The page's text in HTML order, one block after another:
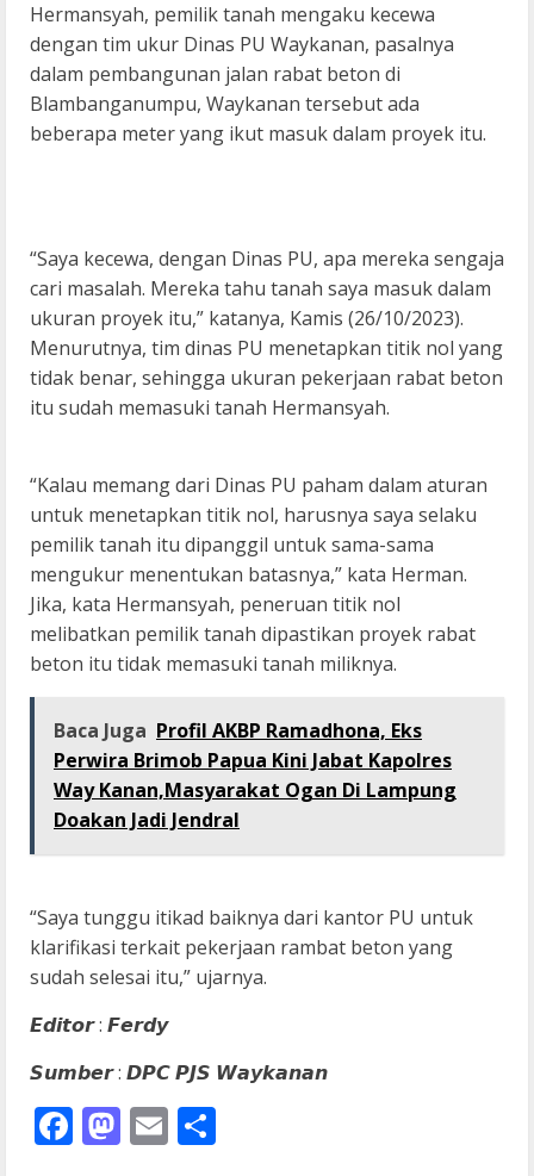
Hermansyah, pemilik tanah mengaku kecewa
dengan tim ukur Dinas PU Waykanan, pasalnya
dalam pembangunan jalan rabat beton di
Blambanganumpu, Waykanan tersebut ada
beberapa meter yang ikut masuk dalam proyek itu.
“Saya kecewa, dengan Dinas PU, apa mereka sengaja
cari masalah. Mereka tahu tanah saya masuk dalam
ukuran proyek itu,” katanya, Kamis (26/10/2023).
Menurutnya, tim dinas PU menetapkan titik nol yang
tidak benar, sehingga ukuran pekerjaan rabat beton
itu sudah memasuki tanah Hermansyah.
“Kalau memang dari Dinas PU paham dalam aturan
untuk menetapkan titik nol, harusnya saya selaku
pemilik tanah itu dipanggil untuk sama-sama
mengukur menentukan batasnya,” kata Herman.
Jika, kata Hermansyah, peneruan titik nol
melibatkan pemilik tanah dipastikan proyek rabat
beton itu tidak memasuki tanah miliknya.
Baca Juga Profil AKBP Ramadhona, Eks
Perwira Brimob Papua Kini Jabat Kapolres
Way Kanan,Masyarakat Ogan Di Lampung
Doakan Jadi Jendral
“Saya tunggu itikad baiknya dari kantor PU untuk
klarifikasi terkait pekerjaan rambat beton yang
sudah selesai itu,” ujarnya.
𝙀𝙙𝙞𝙩𝙤𝙧 : 𝙁𝙚𝙧𝙙𝙮
𝙎𝙪𝙢𝙗𝙚𝙧 : 𝘿𝙋𝘾 𝙋𝙅𝙎 𝙒𝙖𝙮𝙠𝙖𝙣𝙖𝙣
Facebook
Mastodon
Email